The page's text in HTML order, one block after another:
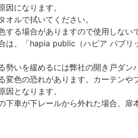
になります。
ルで拭いてください。
る場合がありますので使用しない
、「hapia public（ハピア パブリ
いを緩めるには弊社の開き戸ダン
色の恐れがあります。カーテンや
となります。
車が下レールから外れた場合、扉